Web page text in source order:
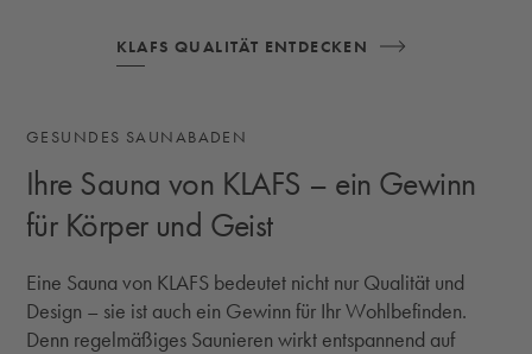
KLAFS QUALITÄT ENTDECKEN
GESUNDES SAUNABADEN
Ihre Sauna von KLAFS – ein Gewinn
für Körper und Geist
Eine Sauna von KLAFS bedeutet nicht nur Qualität und
Design – sie ist auch ein Gewinn für Ihr Wohlbefinden.
Denn regelmäßiges Saunieren wirkt entspannend auf